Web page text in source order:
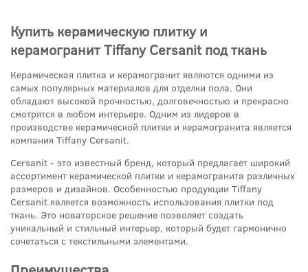
Купить керамическую плитку и
керамогранит Tiffany Cersanit под ткань
Керамическая плитка и керамогранит являются одними из
самых популярных материалов для отделки пола. Они
обладают высокой прочностью, долговечностью и прекрасно
смотрятся в любом интерьере. Одним из лидеров в
производстве керамической плитки и керамогранита является
компания Tiffany Cersanit.
Cersanit - это известный бренд, который предлагает широкий
ассортимент керамической плитки и керамогранита различных
размеров и дизайнов. Особенностью продукции Tiffany
Cersanit является возможность использования плитки под
ткань. Это новаторское решение позволяет создать
уникальный и стильный интерьер, который будет гармонично
сочетаться с текстильными элементами.